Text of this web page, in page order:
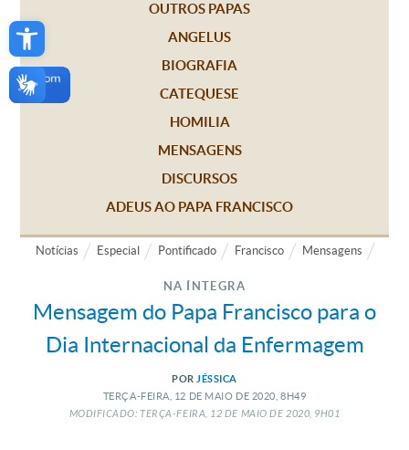
Open toolbar
OUTROS PAPAS
ANGELUS
BIOGRAFIA
CATEQUESE
HOMILIA
MENSAGENS
DISCURSOS
ADEUS AO PAPA FRANCISCO
Notícias Especial Pontificado Francisco Mensagens
NA ÍNTEGRA
Mensagem do Papa Francisco para o
Dia Internacional da Enfermagem
POR JÉSSICA
TERÇA-FEIRA, 12 DE MAIO DE 2020, 8H49
MODIFICADO: TERÇA-FEIRA, 12 DE MAIO DE 2020, 9H01